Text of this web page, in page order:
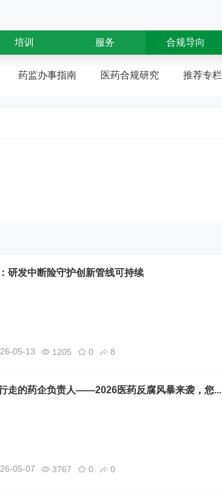
培训 服务 合规导向
药监办事指南 医药合规研究 推荐专栏
研发中断险守护创新管线可持续
05-13 1205 0 8
走的药企负责人——2026医药反腐风暴来袭，您...
05-07 3767 0 0